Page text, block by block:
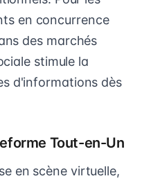
en concurrence
des marchés
stimule la
d'informations dès
Tout-en-Un
en scène virtuelle,